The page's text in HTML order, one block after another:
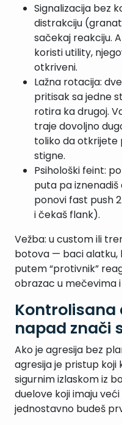
Signalizacija bez
distrakciju
sačekaj reakciju.
koristi utility,
otkriveni.
Lažna rotacija:
pritisak sa jedne
rotira ka drugoj.
traje dovoljno
toliko da otkrijete
stigne.
Psihološki feint:
puta pa
ponovi fast push
i čekaš flank).
Vežba: u custom ili
botova — baci alatku,
putem “protivnik”
obrazac u mečevima
Kontrolisana
napad znači
Ako je agresija bez
agresija je pristup koji
sigurnim izlaskom iz
duelove koji imaju
jednostavno budeš